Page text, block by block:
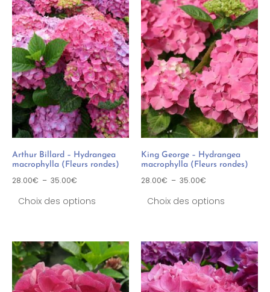
Arthur Billard – Hydrangea
macrophylla (Fleurs rondes)
28.00€ – 35.00€
Choix des options
King George – Hydrangea
macrophylla (Fleurs rondes)
28.00€ – 35.00€
Choix des options